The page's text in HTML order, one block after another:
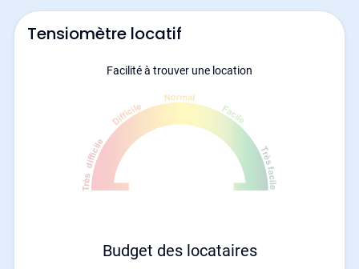
Tensiomètre locatif
Facilité à trouver une location
Budget des locataires